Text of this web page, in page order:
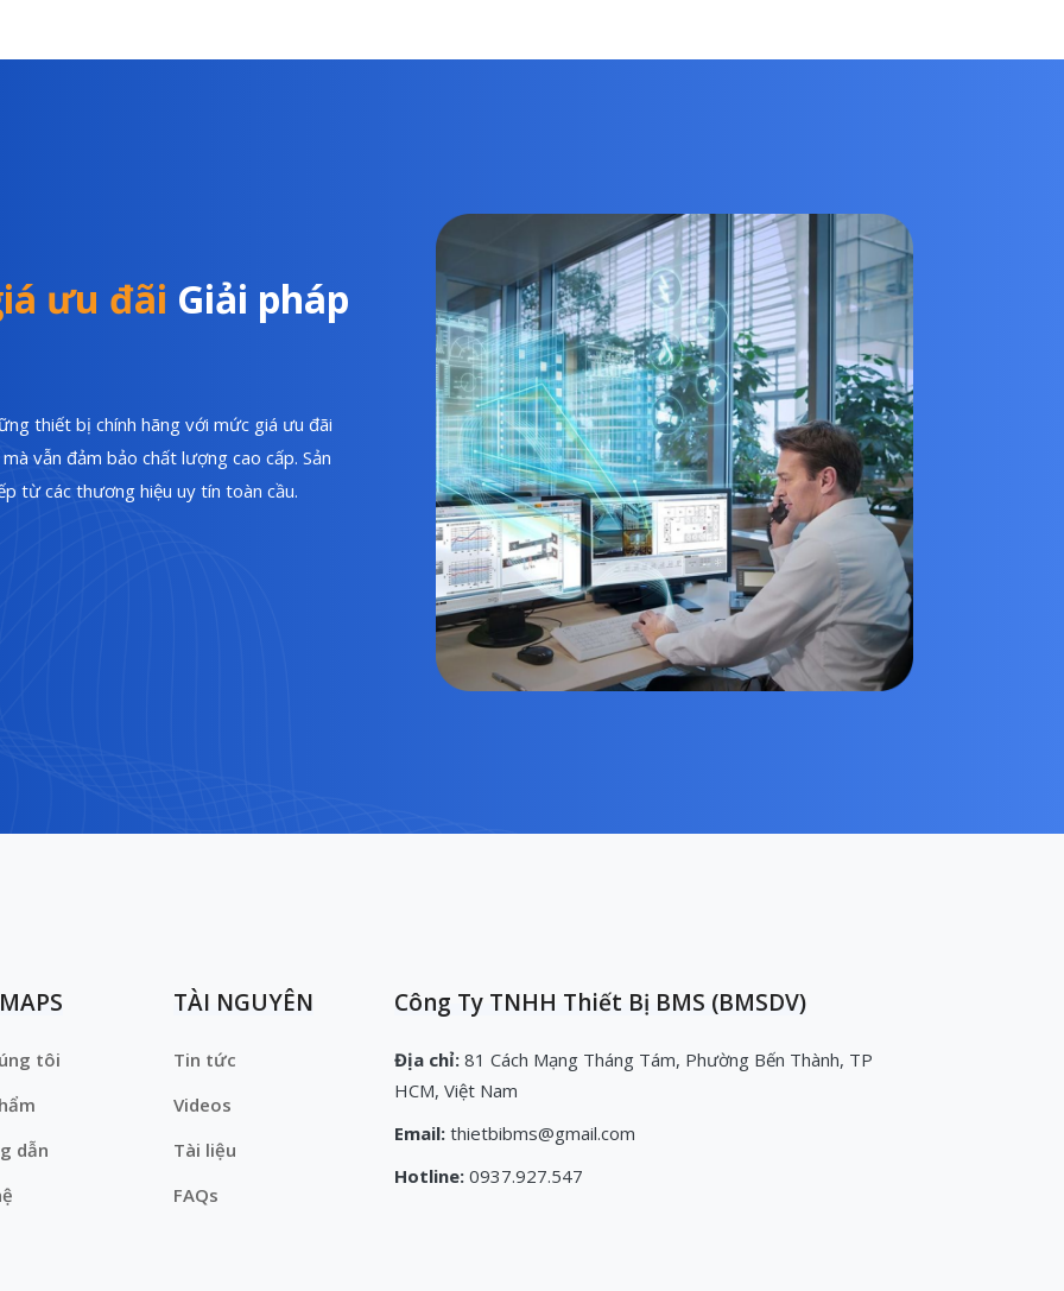
ưu đãi Giải pháp
thiết bị chính hãng với mức giá ưu đãi
vẫn đảm bảo chất lượng cao cấp. Sản
từ các thương hiệu uy tín toàn cầu.
tôi
dẫn
TÀI NGUYÊN
Tin tức
Videos
Tài liệu
FAQs
Công Ty TNHH Thiết Bị BMS (BMSDV)
Địa chỉ: 81 Cách Mạng Tháng Tám, Phường Bến Thành, TP
HCM, Việt Nam
Email: thietbibms@gmail.com
Hotline: 0937.927.547